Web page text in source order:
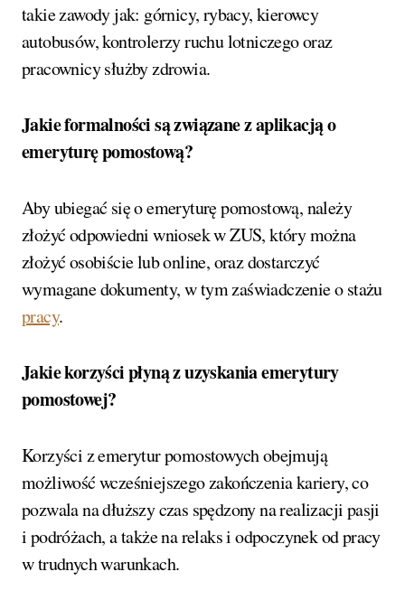
takie zawody jak: górnicy, rybacy, kierowcy
autobusów, kontrolerzy ruchu lotniczego oraz
pracownicy służby zdrowia.
Jakie formalności są związane z aplikacją o
emeryturę pomostową?
Aby ubiegać się o emeryturę pomostową, należy
złożyć odpowiedni wniosek w ZUS, który można
złożyć osobiście lub online, oraz dostarczyć
wymagane dokumenty, w tym zaświadczenie o stażu
pracy.
Jakie korzyści płyną z uzyskania emerytury
pomostowej?
Korzyści z emerytur pomostowych obejmują
możliwość wcześniejszego zakończenia kariery, co
pozwala na dłuższy czas spędzony na realizacji pasji
i podróżach, a także na relaks i odpoczynek od pracy
w trudnych warunkach.